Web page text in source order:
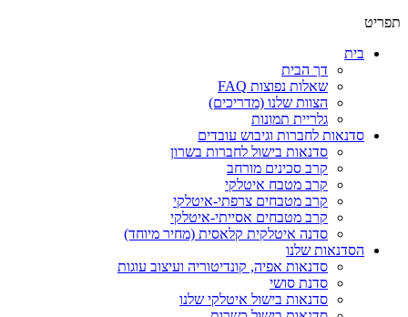
תפריט
בית
דך הבית
שאלות נפוצות FAQ
הצוות שלנו (מדריכים)
גלריית תמונות
סדנאות לחברות וגיבוש עובדים
סדנאות בישול לחברות בשרון
קרב סכינים מורחב
קרב מטבח איטלקי
קרב מטבחים צרפתי-איטלקי
קרב מטבחים אסייתי-איטלקי
סדנה איטלקית קלאסית (מחיר מיוחד)
הסדנאות שלנו
סדנאות אפיה, קונדיטוריה ועיצוב עוגות
סדנת סושי
סדנאות בישול איטלקי שלנו